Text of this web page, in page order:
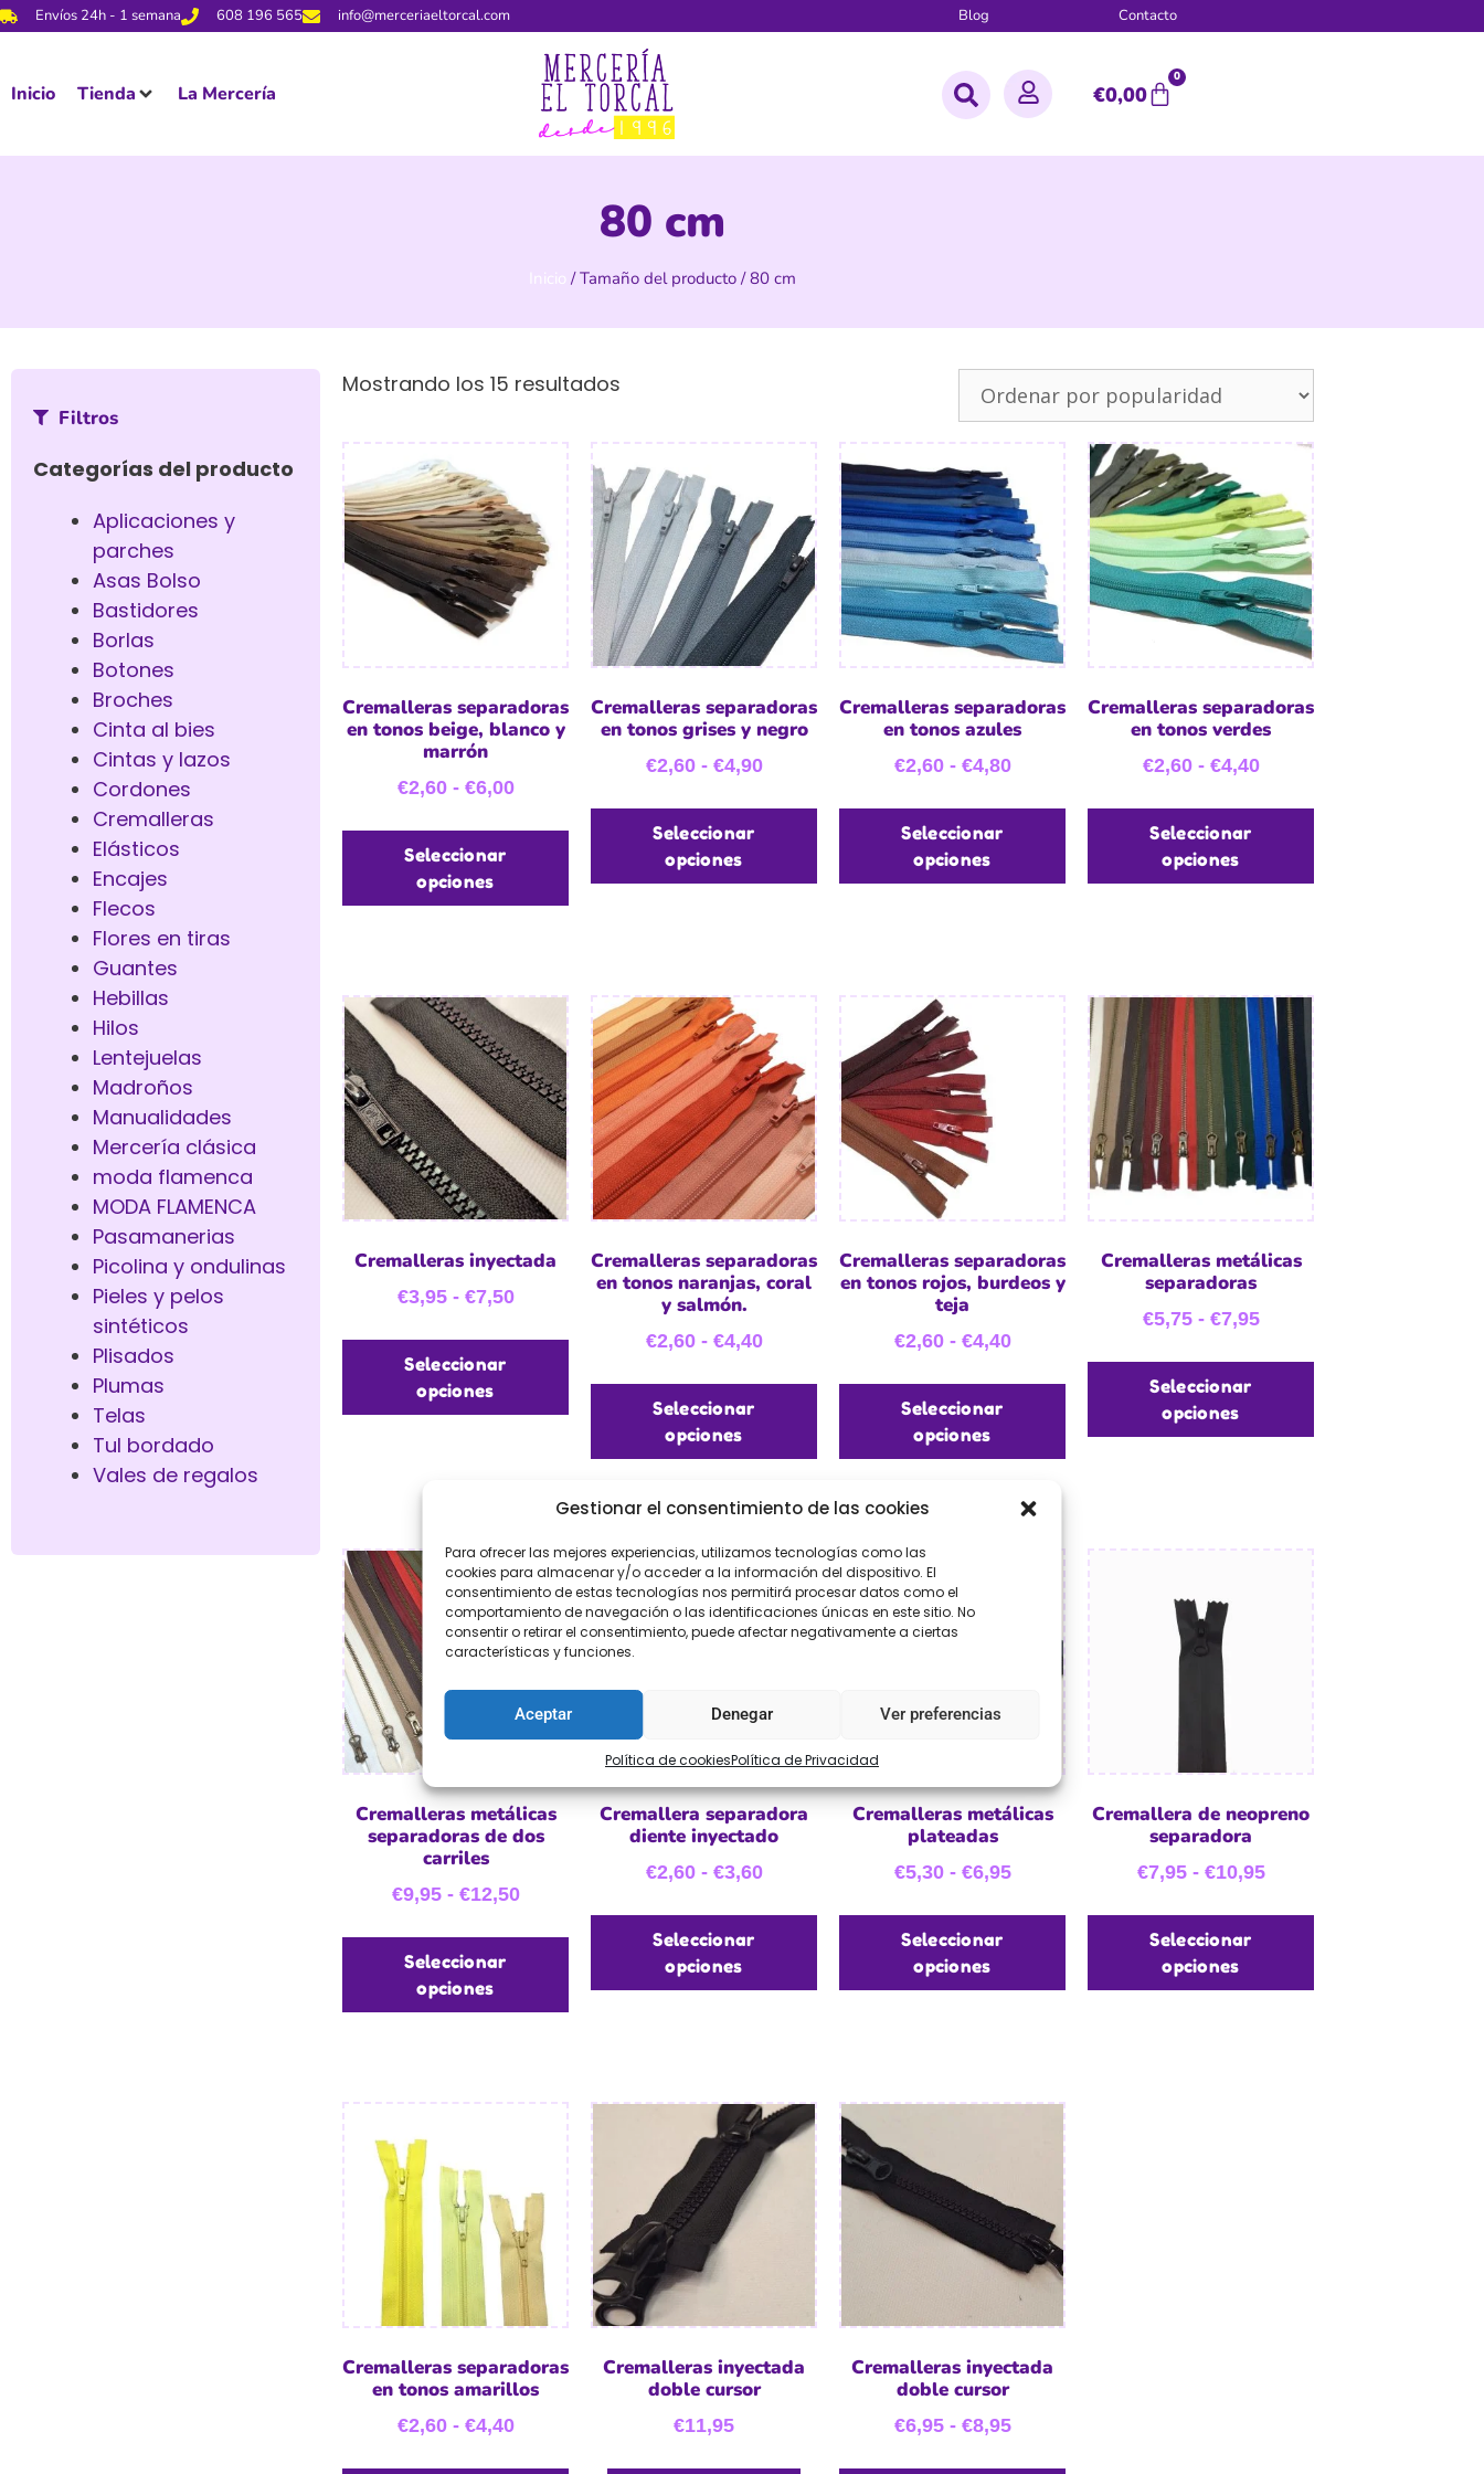
Gestionar el consentimiento de las cookies
Para ofrecer las mejores experiencias, utilizamos tecnologías como las
cookies para almacenar y/o acceder a la información del dispositivo. El
consentimiento de estas tecnologías nos permitirá procesar datos como el
comportamiento de navegación o las identificaciones únicas en este sitio. No
consentir o retirar el consentimiento, puede afectar negativamente a ciertas
características y funciones.
Aceptar Denegar Ver preferencias
Política de cookiesPolítica de Privacidad
Envíos 24h - 1 semana 608 196 565 info@merceriaeltorcal.com Blog Contacto
Inicio Tienda La Mercería €0,00
0
80 cm
Inicio / Tamaño del producto / 80 cm
Filtros
Categorías del producto
Aplicaciones y
parches
Asas Bolso
Bastidores
Borlas
Botones
Broches
Cinta al bies
Cintas y lazos
Cordones
Cremalleras
Elásticos
Encajes
Flecos
Flores en tiras
Guantes
Hebillas
Hilos
Lentejuelas
Madroños
Manualidades
Mercería clásica
moda flamenca
MODA FLAMENCA
Pasamanerias
Picolina y ondulinas
Pieles y pelos
sintéticos
Plisados
Plumas
Telas
Tul bordado
Vales de regalos
Mostrando los 15 resultados
Cremalleras separadoras
en tonos beige, blanco y
marrón
€2,60 - €6,00
Seleccionar
opciones
Cremalleras separadoras
en tonos grises y negro
€2,60 - €4,90
Seleccionar
opciones
Cremalleras separadoras
en tonos azules
€2,60 - €4,80
Seleccionar
opciones
Cremalleras separadoras
en tonos verdes
€2,60 - €4,40
Seleccionar
opciones
Cremalleras inyectada
€3,95 - €7,50
Seleccionar
opciones
Cremalleras separadoras
en tonos naranjas, coral
y salmón.
€2,60 - €4,40
Seleccionar
opciones
Cremalleras separadoras
en tonos rojos, burdeos y
teja
€2,60 - €4,40
Seleccionar
opciones
Cremalleras metálicas
separadoras
€5,75 - €7,95
Seleccionar
opciones
Cremalleras metálicas
separadoras de dos
carriles
€9,95 - €12,50
Seleccionar
opciones
Cremallera separadora
diente inyectado
€2,60 - €3,60
Seleccionar
opciones
Cremalleras metálicas
plateadas
€5,30 - €6,95
Seleccionar
opciones
Cremallera de neopreno
separadora
€7,95 - €10,95
Seleccionar
opciones
Cremalleras separadoras
en tonos amarillos
€2,60 - €4,40
Cremalleras inyectada
doble cursor
€11,95
Cremalleras inyectada
doble cursor
€6,95 - €8,95